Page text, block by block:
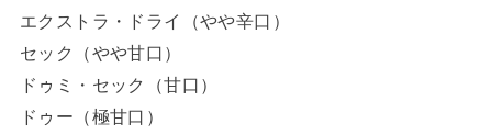
エクストラ・ドライ（やや辛口）
セック（やや甘口）
ドゥミ・セック（甘口）
ドゥー（極甘口）